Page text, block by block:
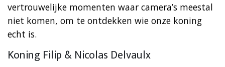
vertrouwelijke momenten waar camera’s meestal
niet komen, om te ontdekken wie onze koning
echt is.
Koning Filip & Nicolas Delvaulx